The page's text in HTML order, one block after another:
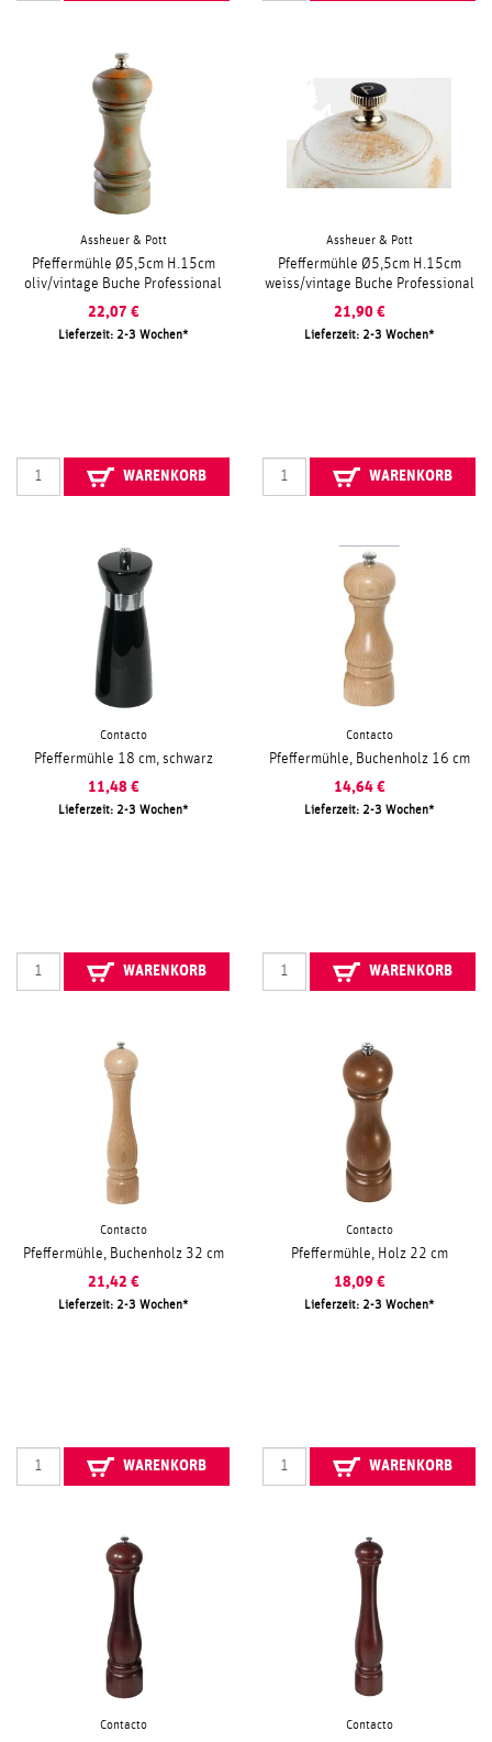
Assheuer & Pott
Pfeffermühle Ø5,5cm H.15cm
oliv/vintage Buche Professional
22,07 €
Lieferzeit: 2-3 Wochen
WARENKORB
Assheuer & Pott
Pfeffermühle Ø5,5cm H.15cm
weiss/vintage Buche Professional
21,90 €
Lieferzeit: 2-3 Wochen
WARENKORB
Contacto
Pfeffermühle 18 cm, schwarz
11,48 €
Lieferzeit: 2-3 Wochen
WARENKORB
Contacto
Pfeffermühle, Buchenholz 16 cm
14,64 €
Lieferzeit: 2-3 Wochen
WARENKORB
Contacto
Pfeffermühle, Buchenholz 32 cm
21,42 €
Lieferzeit: 2-3 Wochen
WARENKORB
Contacto
Pfeffermühle, Holz 22 cm
18,09 €
Lieferzeit: 2-3 Wochen
WARENKORB
Contacto Contacto